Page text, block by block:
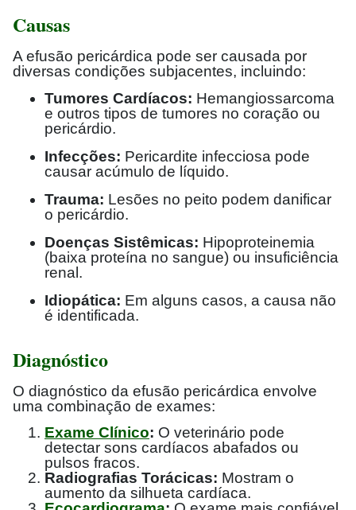
Causas
A efusão pericárdica pode ser causada por
diversas condições subjacentes, incluindo:
Tumores Cardíacos: Hemangiossarcoma
e outros tipos de tumores no coração ou
pericárdio.
Infecções: Pericardite infecciosa pode
causar acúmulo de líquido.
Trauma: Lesões no peito podem danificar
o pericárdio.
Doenças Sistêmicas: Hipoproteinemia
(baixa proteína no sangue) ou insuficiência
renal.
Idiopática: Em alguns casos, a causa não
é identificada.
Diagnóstico
O diagnóstico da efusão pericárdica envolve
uma combinação de exames:
Exame Clínico: O veterinário pode
detectar sons cardíacos abafados ou
pulsos fracos.
Radiografias Torácicas: Mostram o
aumento da silhueta cardíaca.